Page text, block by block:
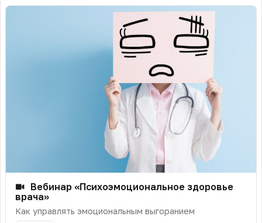
Вебинар «Психоэмоциональное здоровье
врача»
Как управлять эмоциональным выгоранием